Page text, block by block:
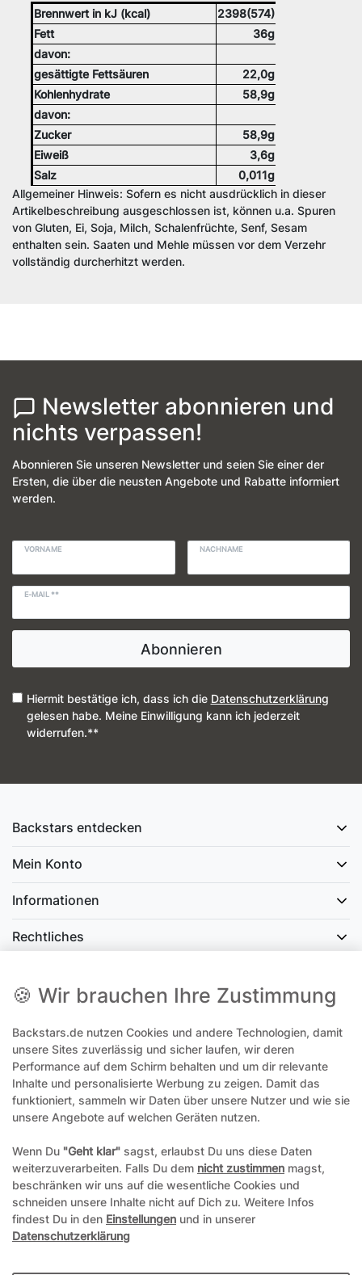
Brennwert in kJ (kcal)
2398(574)
Fett
36g
davon:
gesättigte Fettsäuren
22,0g
Kohlenhydrate
58,9g
davon:
Zucker
58,9g
Eiweiß
3,6g
Salz
0,011g
Allgemeiner Hinweis: Sofern es nicht ausdrücklich in dieser
Artikelbeschreibung ausgeschlossen ist, können u.a. Spuren
von Gluten, Ei, Soja, Milch, Schalenfrüchte, Senf, Sesam
enthalten sein. Saaten und Mehle müssen vor dem Verzehr
vollständig durcherhitzt werden.
Newsletter abonnieren und
nichts verpassen!
Abonnieren Sie unseren Newsletter und seien Sie einer der
Ersten, die über die neusten Angebote und Rabatte informiert
werden.
VORNAME NACHNAME
E-MAIL **
Abonnieren
Hiermit bestätige ich, dass ich die Daten­schutz­erklärung
gelesen habe. Meine Einwilligung kann ich jederzeit
widerrufen.**
Backstars entdecken
Mein Konto
Informationen
Rechtliches
office@backstars.de
Wir antworten Ihnen schnellstmöglich. An Sonn- und Feiertagen kann
es evtl. zu Verzögerungen kommen.
07306 306239¹
Freitags am besten zwischen 8-12 Uhr
¹Telefonieren zum üblichen Ortstarif. Verbindugsgebühren für Anrufe
aus dem Mobilfunknetz können ggf. abweichen.
*Alle Preise inkl. gesetzl. Mehrwertsteuer und ggf. zzgl.
🍪 Wir brauchen Ihre Zustimmung
Backstars.de nutzen Cookies und andere Technologien, damit
unsere Sites zuverlässig und sicher laufen, wir deren
Performance auf dem Schirm behalten und um dir relevante
Inhalte und personalisierte Werbung zu zeigen. Damit das
funktioniert, sammeln wir Daten über unsere Nutzer und wie sie
unsere Angebote auf welchen Geräten nutzen.
Wenn Du "Geht klar" sagst, erlaubst Du uns diese Daten
weiterzuverarbeiten. Falls Du dem nicht zustimmen magst,
beschränken wir uns auf die wesentliche Cookies und
schneiden unsere Inhalte nicht auf Dich zu. Weitere Infos
findest Du in den Einstellungen und in unserer
Datenschutzerklärung